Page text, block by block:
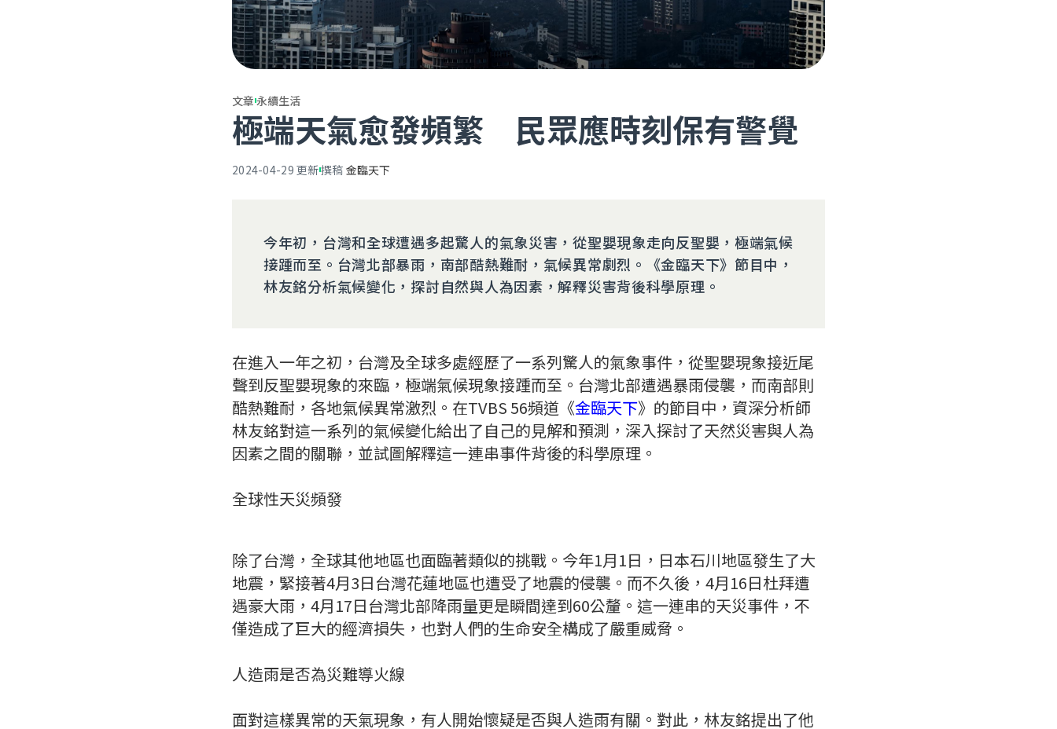
文章永續生活
極端天氣愈發頻繁 民眾應時刻保有警覺
2024-04-29 更新撰稿 金臨天下
今年初，台灣和全球遭遇多起驚人的氣象災害，從聖嬰現象走向反聖嬰，極端氣候
接踵而至。台灣北部暴雨，南部酷熱難耐，氣候異常劇烈。《金臨天下》節目中，
林友銘分析氣候變化，探討自然與人為因素，解釋災害背後科學原理。
在進入一年之初，台灣及全球多處經歷了一系列驚人的氣象事件，從聖嬰現象接近尾
聲到反聖嬰現象的來臨，極端氣候現象接踵而至。台灣北部遭遇暴雨侵襲，而南部則
酷熱難耐，各地氣候異常激烈。在TVBS 56頻道《金臨天下》的節目中，資深分析師
林友銘對這一系列的氣候變化給出了自己的見解和預測，深入探討了天然災害與人為
因素之間的關聯，並試圖解釋這一連串事件背後的科學原理。
全球性天災頻發
除了台灣，全球其他地區也面臨著類似的挑戰。今年1月1日，日本石川地區發生了大
地震，緊接著4月3日台灣花蓮地區也遭受了地震的侵襲。而不久後，4月16日杜拜遭
遇豪大雨，4月17日台灣北部降雨量更是瞬間達到60公釐。這一連串的天災事件，不
僅造成了巨大的經濟損失，也對人們的生命安全構成了嚴重威脅。
人造雨是否為災難導火線
面對這樣異常的天氣現象，有人開始懷疑是否與人造雨有關。對此，林友銘提出了他